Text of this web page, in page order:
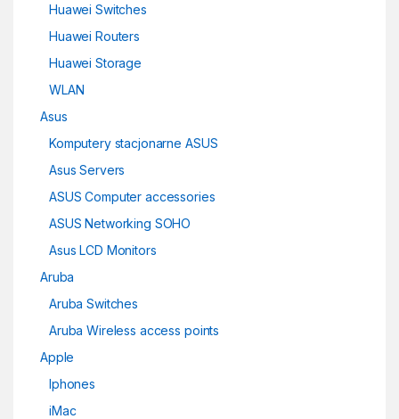
Huawei Switches
Huawei Routers
Huawei Storage
WLAN
Asus
Komputery stacjonarne ASUS
Asus Servers
ASUS Computer accessories
ASUS Networking SOHO
Asus LCD Monitors
Aruba
Aruba Switches
Aruba Wireless access points
Apple
Iphones
iMac